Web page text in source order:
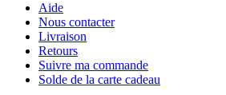
Aide
Nous contacter
Livraison
Retours
Suivre ma commande
Solde de la carte cadeau